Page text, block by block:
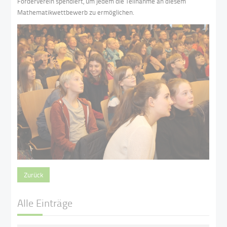
Mathematikwettbewerb zu ermöglichen.
Zurück
Alle Einträge